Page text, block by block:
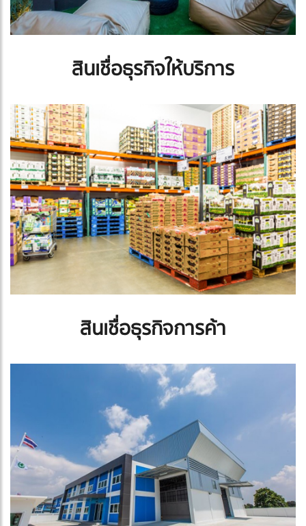
สินเชื่อธุรกิจให้บริการ
สินเชื่อธุรกิจการค้า